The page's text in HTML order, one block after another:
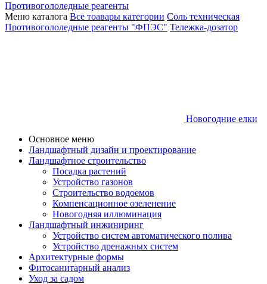
Противогололедные реагенты
Меню каталога Все тоавары категории Соль техническая
Противогололедные реагенты "ФПЭС" Тележка-дозатор
Новогодние елки
Основное меню
Ландшафтный дизайн и проектирование
Ландшафтное строительство
Посадка растений
Устройство газонов
Строительство водоемов
Компенсационное озеленение
Новогодняя иллюминация
Ландшафтный инжиниринг
Устройство систем автоматического полива
Устройство дренажных систем
Aрхитектурные формы
Фитосанитарный анализ
Уход за садом